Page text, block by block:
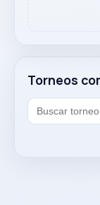
Torneos